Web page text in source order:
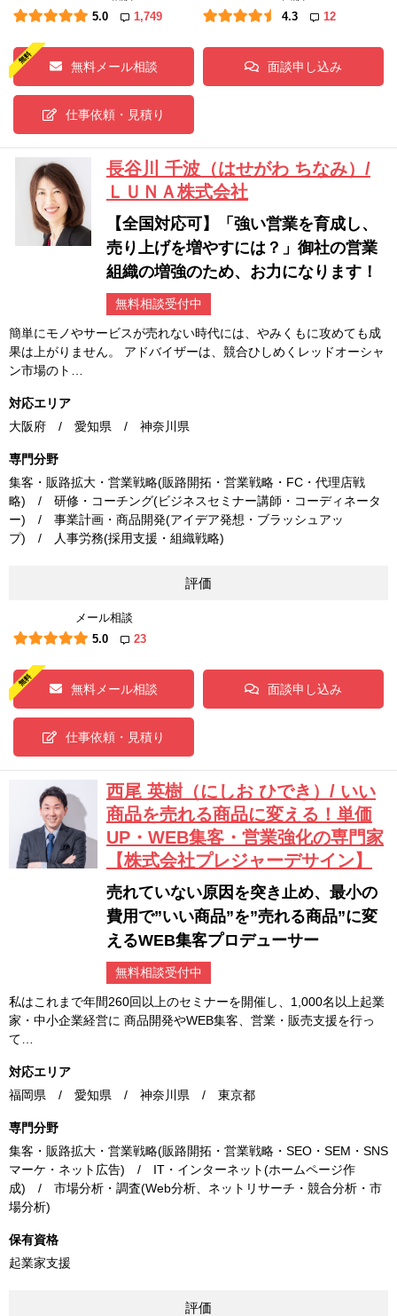
5.0
1,749
4.3
12
無料メール相談 面談申し込み
仕事依頼・見積り
長谷川 千波（はせがわ ちなみ）/
ＬＵＮＡ株式会社
【全国対応可】「強い営業を育成し、
売り上げを増やすには？」御社の営業
組織の増強のため、お力になります！
無料相談受付中
簡単にモノやサービスが売れない時代には、やみくもに攻めても成
果は上がりません。 アドバイザーは、競合ひしめくレッドオーシャ
ン市場のト…
対応エリア
大阪府 / 愛知県 / 神奈川県
専門分野
集客・販路拡大・営業戦略(販路開拓・営業戦略・FC・代理店戦
略) / 研修・コーチング(ビジネスセミナー講師・コーディネータ
ー) / 事業計画・商品開発(アイデア発想・ブラッシュアッ
プ) / 人事労務(採用支援・組織戦略)
評価
メール相談
5.0
23
無料メール相談 面談申し込み
仕事依頼・見積り
西尾 英樹（にしお ひでき）/ いい
商品を売れる商品に変える！単価
UP・WEB集客・営業強化の専門家
【株式会社プレジャーデサイン】
売れていない原因を突き止め、最小の
費用で”いい商品”を”売れる商品”に変
えるWEB集客プロデューサー
無料相談受付中
私はこれまで年間260回以上のセミナーを開催し、1,000名以上起業
家・中小企業経営に 商品開発やWEB集客、営業・販売支援を行っ
て…
対応エリア
福岡県 / 愛知県 / 神奈川県 / 東京都
専門分野
集客・販路拡大・営業戦略(販路開拓・営業戦略・SEO・SEM・SNS
マーケ・ネット広告) / IT・インターネット(ホームページ作
成) / 市場分析・調査(Web分析、ネットリサーチ・競合分析・市
場分析)
保有資格
起業家支援
評価